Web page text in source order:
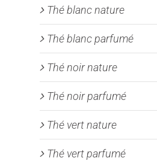
Thé blanc nature
Thé blanc parfumé
Thé noir nature
Thé noir parfumé
Thé vert nature
Thé vert parfumé